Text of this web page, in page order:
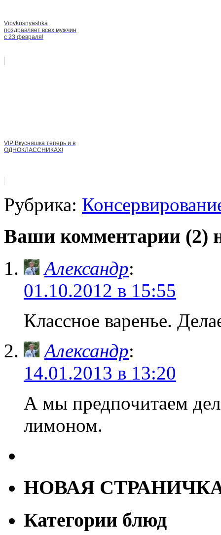
Vipvkusnyashka
поздравляет всех мужчин
с 23 февраля!
VIP Вкусняшка теперь и в
ОДНОКЛАССНИКАХ!
Рубрика:
Ваши комментарии (2)
Александр:
01.10.2012 в 15:55
Классное варенье.
Александр:
14.01.2013 в 13:20
А мы предпочитаем
лимоном.
НОВАЯ
Категории блюд